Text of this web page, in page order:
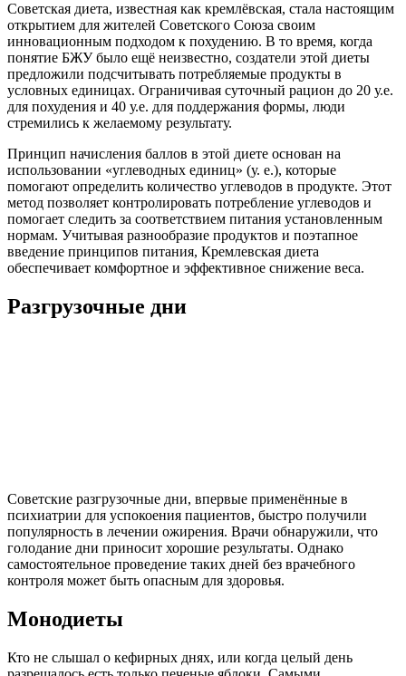
Советская диета, известная как кремлёвская, стала настоящим
открытием для жителей Советского Союза своим
инновационным подходом к похудению. В то время, когда
понятие БЖУ было ещё неизвестно, создатели этой диеты
предложили подсчитывать потребляемые продукты в
условных единицах. Ограничивая суточный рацион до 20 у.е.
для похудения и 40 у.е. для поддержания формы, люди
стремились к желаемому результату.
Принцип начисления баллов в этой диете основан на
использовании «углеводных единиц» (у. е.), которые
помогают определить количество углеводов в продукте. Этот
метод позволяет контролировать потребление углеводов и
помогает следить за соответствием питания установленным
нормам. Учитывая разнообразие продуктов и поэтапное
введение принципов питания, Кремлевская диета
обеспечивает комфортное и эффективное снижение веса.
Разгрузочные дни
Советские разгрузочные дни, впервые применённые в
психиатрии для успокоения пациентов, быстро получили
популярность в лечении ожирения. Врачи обнаружили, что
голодание дни приносит хорошие результаты. Однако
самостоятельное проведение таких дней без врачебного
контроля может быть опасным для здоровья.
Монодиеты
Кто не слышал о кефирных днях, или когда целый день